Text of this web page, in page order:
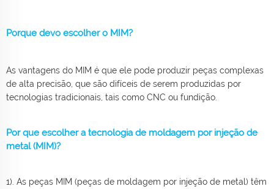
Porque devo escolher o MIM?
As vantagens do MIM é que ele pode produzir peças complexas
de alta precisão, que são difíceis de serem produzidas por
tecnologias tradicionais, tais como CNC ou fundição.
Por que escolher a tecnologia de moldagem por injeção de
metal (MIM)?
1). As peças MIM (peças de moldagem por injeção de metal) têm